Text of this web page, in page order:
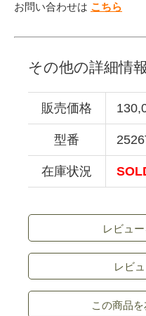
お問い合わせは こちら
その他の詳細情報
販売価格
型番
在庫状況
レビュ
レビ
この商品